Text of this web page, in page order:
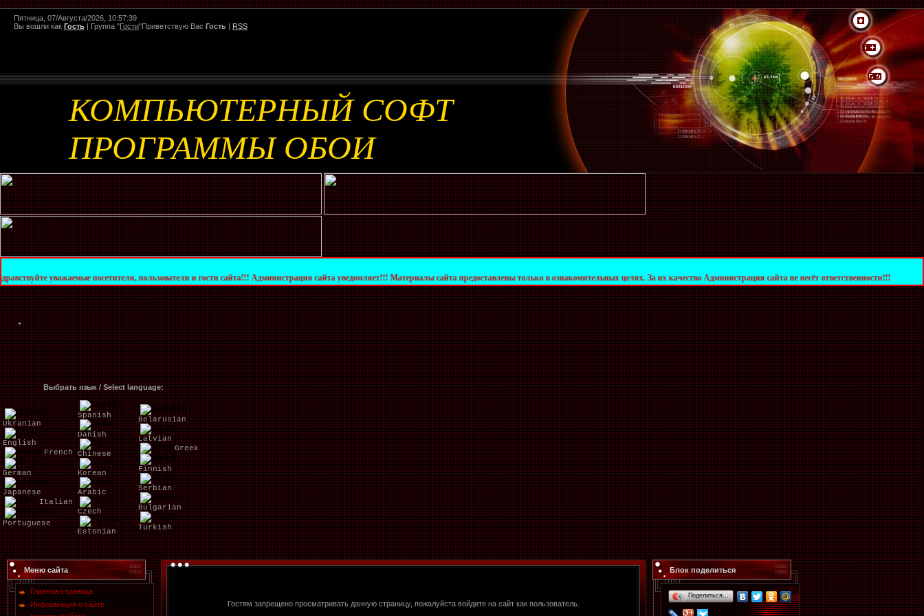
Пятница, 07/Августа/2026, 10:57:39
Вы вошли как Гость | Группа "Гости"Приветствую Вас Гость | RSS
КОМПЬЮТЕРНЫЙ СОФТ
ПРОГРАММЫ ОБОИ
посетители, пользователи и гости сайта!!! Администрация сайта уведомляет!!! Материалы сайта предоставлены только в ознакомительных целях. За их качество Администрация сайта не несёт ответственности!!!
Выбрать язык / Select language:
Ukranian
English
French
German
Japanese
Italian
Portuguese
Spanish
Danish
Chinese
Korean
Arabic
Czech
Estonian
Belarusian
Latvian
Greek
Finnish
Serbian
Bulgarian
Turkish
Меню сайта
Главная страница
Информация о сайте
Гостям запрещено просматривать данную страницу, пожалуйста войдите на сайт как пользователь.
Блок поделиться
Поделиться…